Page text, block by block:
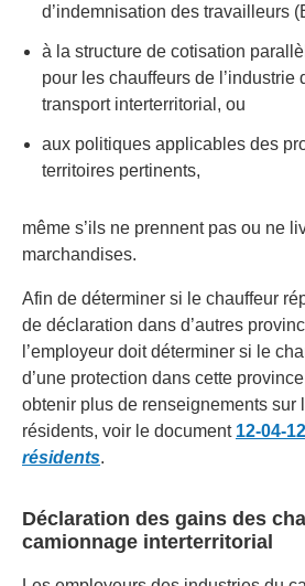
d’indemnisation des travailleurs
à la structure de cotisation
pour les chauffeurs de l’industrie
transport interterritorial, ou
aux politiques applicables des
territoires pertinents,
même s’ils ne prennent pas ou ne
marchandises.
Afin de déterminer si le chauffeur
de déclaration dans d’autres
l’employeur doit déterminer si le
d’une protection dans cette
obtenir plus de renseignements sur
résidents, voir le document 12-04-
résidents.
Déclaration des gains des
camionnage interterritorial